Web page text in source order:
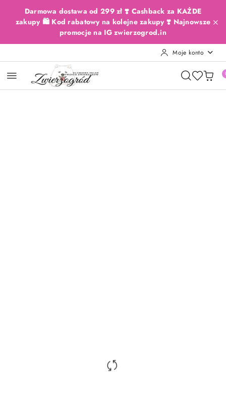
Przejdź do treści głównej
Przejdź do wyszukiwarki
Przejdź do moje konto
Przejdź do menu głównego
Przejdź do opisu produktu
Przejdź do stopki
Darmowa dostawa od 299 zł ❣️ Cashback za KAŻDE
zakupy 🛍️ Kod rabatowy na kolejne zakupy ❣️ Najnowsze
promocje na IG zwierzogrod.in
Moje konto